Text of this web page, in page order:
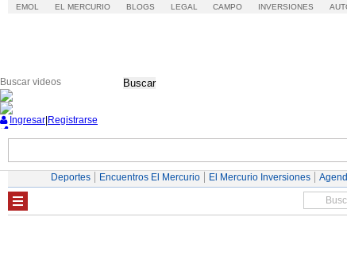
EMOL EL MERCURIO BLOGS LEGAL CAMPO INVERSIONES
Buscar
Ingresar Registrarse
Deportes Encuentros El Mercurio El Mercurio Inversiones